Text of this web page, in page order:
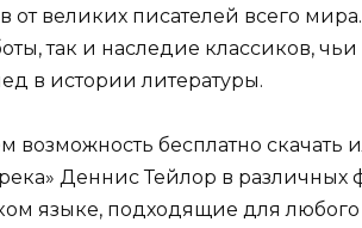
от великих писателей всего
так и наследие классиков,
в истории литературы.
возможность бесплатно скачать
Деннис Тейлор в различных
языке, подходящие для любого